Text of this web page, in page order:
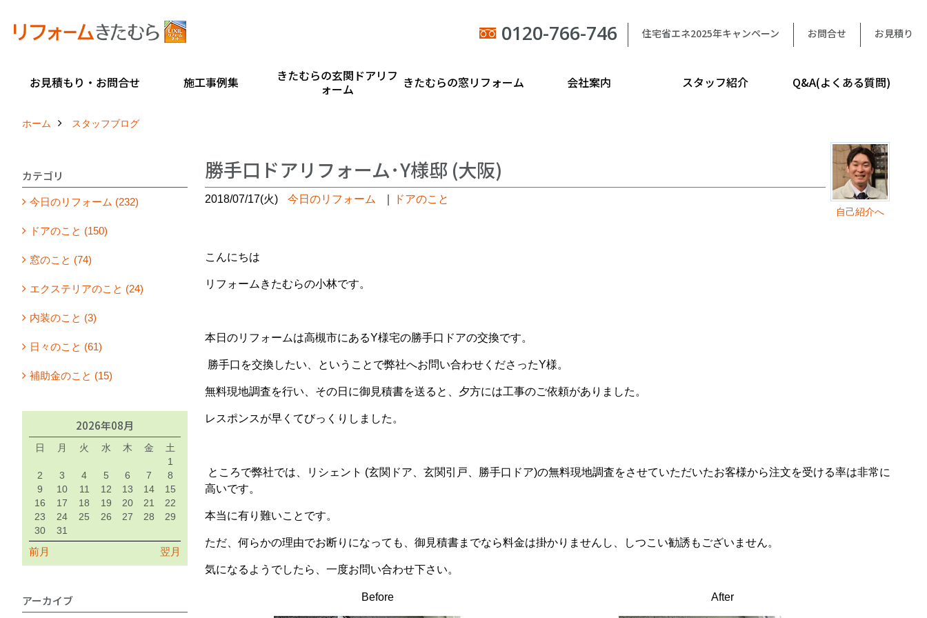
0120-766-746 住宅省エネ2025年キャンペーン お問合せ お見積り
お見積もり・お問合せ 施工事例集
きたむらの玄関ドアリフ
ォーム
きたむらの窓リフォーム 会社案内 スタッフ紹介 Q&A(よくある質問)
ホーム スタッフブログ
自己紹介へ
勝手口ドアリフォーム･Y様邸 (大阪)
2018/07/17(火) 今日のリフォーム ドアのこと
こんにちは
リフォームきたむらの小林です。
本日のリフォームは高槻市にあるY様宅の勝手口ドアの交換です。
勝手口を交換したい、ということで弊社へお問い合わせくださったY様。
無料現地調査を行い、その日に御見積書を送ると、夕方には工事のご依頼がありました。
レスポンスが早くてびっくりしました。
ところで弊社では、リシェント (玄関ドア、玄関引戸、勝手口ドア)の無料現地調査をさせていただいたお客様から注文を受ける率は非常に
高いです。
本当に有り難いことです。
ただ、何らかの理由でお断りになっても、御見積書までなら料金は掛かりませんし、しつこい勧誘もございません。
気になるようでしたら、一度お問い合わせ下さい。
Before After
カテゴリ
今日のリフォーム (232)
ドアのこと (150)
窓のこと (74)
エクステリアのこと (24)
内装のこと (3)
日々のこと (61)
補助金のこと (15)
2026年08月
日 月 火 水 木 金
土
1
2
3 4 5 6 7
8
9
10 11 12 13 14
15
16
17 18 19 20 21
22
23
24 25 26 27 28
29
30
31
前月 翌月
アーカイブ